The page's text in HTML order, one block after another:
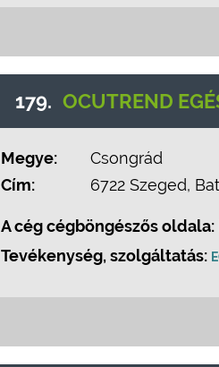
179. OCUTREND
Megye:
Csongrád
Cím:
6722 Szeged,
A cég cégböngészős oldala:
Tevékenység, szolgáltatás: